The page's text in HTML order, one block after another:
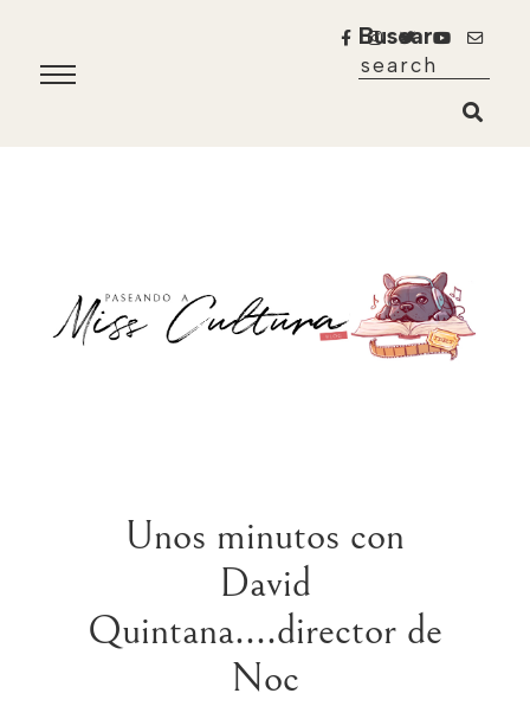
Buscar
Unos minutos con
David
Quintana....director de
Noc